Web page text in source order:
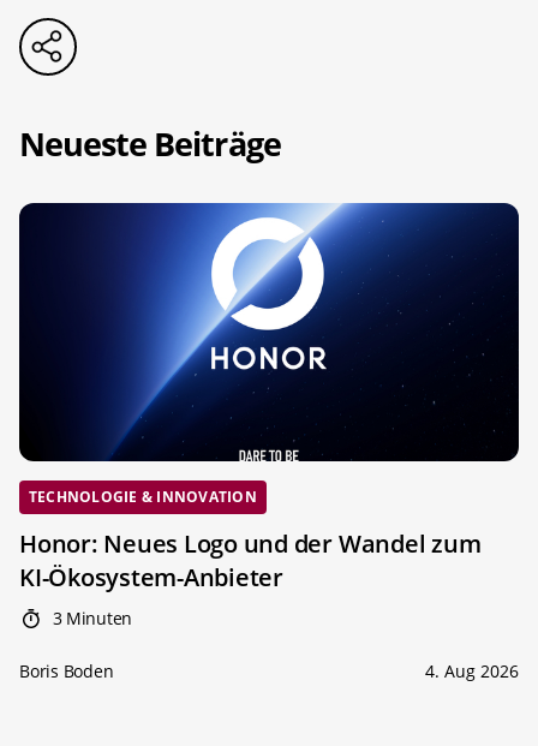
Neueste Beiträge
TECHNOLOGIE & INNOVATION
Honor: Neues Logo und der Wandel zum
KI-Ökosystem-Anbieter
3 Minuten
Boris Boden 4. Aug 2026